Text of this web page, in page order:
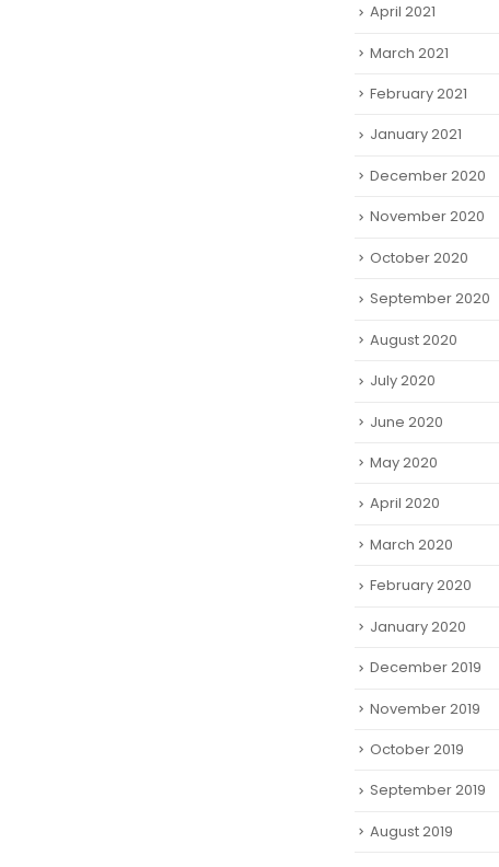
April 2021
March 2021
February 2021
January 2021
December 2020
November 2020
October 2020
September 2020
August 2020
July 2020
June 2020
May 2020
April 2020
March 2020
February 2020
January 2020
December 2019
November 2019
October 2019
September 2019
August 2019